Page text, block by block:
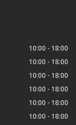
10:00
18:00
10:00
18:00
10:00
18:00
10:00
18:00
10:00
18:00
10:00
18:00